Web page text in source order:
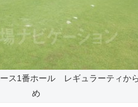
ス1番ホール レギュラーティか
め